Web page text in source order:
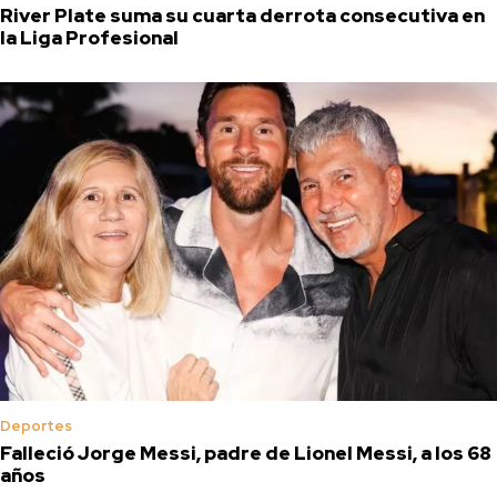
River Plate suma su cuarta derrota consecutiva en
la Liga Profesional
Deportes
Falleció Jorge Messi, padre de Lionel Messi, a los 68
años